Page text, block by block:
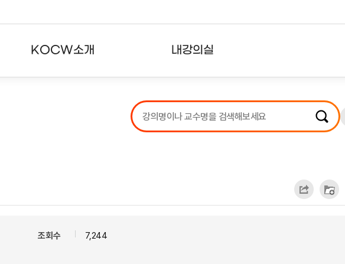
KOCW소개 내강의실
강의리스트
수강확인증강의
조회수 7,244